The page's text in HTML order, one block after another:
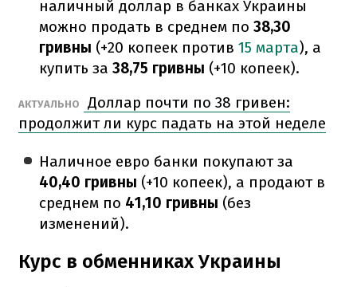
наличный доллар в банках Украины
можно продать в среднем по 38,30
гривны (+20 копеек против 15 марта), а
купить за 38,75 гривны (+10 копеек).
АКТУАЛЬНО
Доллар почти по 38 гривен:
продолжит ли курс падать на этой неделе
Наличное евро банки покупают за
40,40 гривны (+10 копеек), а продают в
среднем по 41,10 гривны (без
изменений).
Курс в обменниках Украины